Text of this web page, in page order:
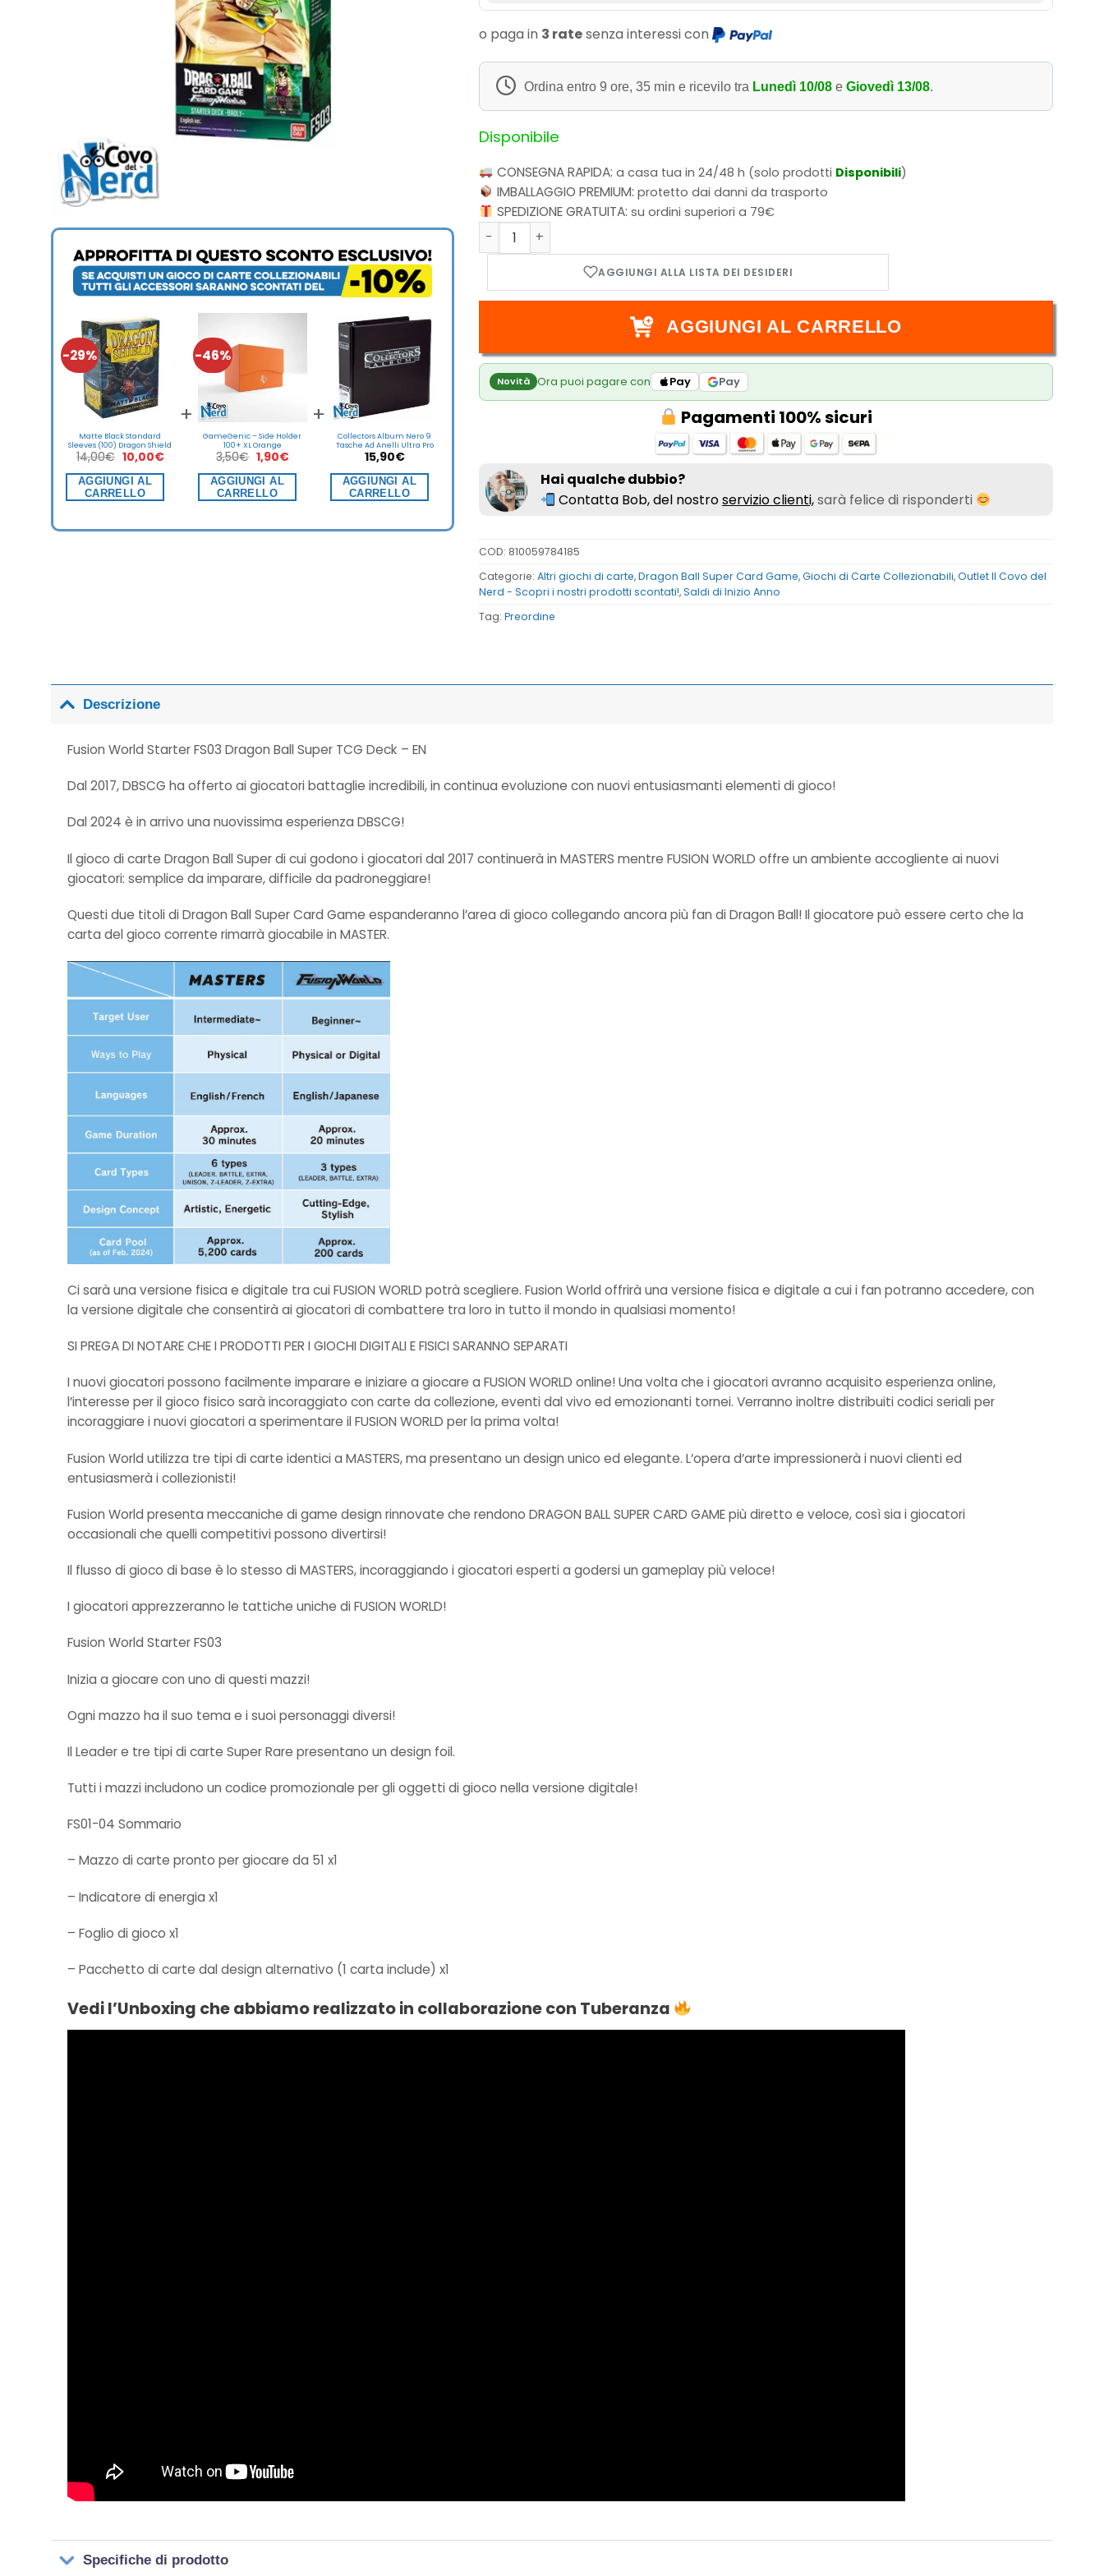
-29%
Matte Black Standard
Sleeves (100) Dragon Shield
14,00€ Il
prezzo
originale
era:
14,00€.
10,00€Il
attuale
10,00€.
AGGIUNGI AL
CARRELLO
+
-46%
GameGenic – Side Holder
100+ XL Orange
3,50€ Il
prezzo
originale
era:
3,50€.
1,90€Il
attuale
1,90€.
AGGIUNGI AL
CARRELLO
+
Collectors Album Nero 9
Tasche Ad Anelli Ultra Pro
15,90€
AGGIUNGI AL
CARRELLO
o paga in 3 ratesenza interessi con
Ordina entro 9 ore, 35 min e ricevilo tra Lunedì 10/08e Giovedì 13/08.
Disponibile
CONSEGNA RAPIDA: a casa tua in 24/48 h (solo prodotti Disponibili)
IMBALLAGGIO PREMIUM: protetto dai danni da trasporto
SPEDIZIONE GRATUITA: su ordini superiori a 79€
Fusion World Starter Broly FS03 Dragon Ball Super TCG Deck - EN quantità
AGGIUNGI AL CARRELLO
Novità Ora puoi pagare con Pay Pay
Pagamenti 100% sicuri
Hai qualche dubbio?
Contatta Bob, del nostroservizio clienti,sarà felice di risponderti
COD: 810059784185
Categorie: Altri giochi di carte,Dragon Ball Super Card Game,Giochi di Carte Collezionabili,Outlet Il Covo del
Nerd - Scopri i nostri prodotti scontati!,Saldi di Inizio Anno
Tag: Preordine
Descrizione
Fusion World Starter FS03 Dragon Ball Super TCG Deck – EN
Dal 2017, DBSCG ha offerto ai giocatori battaglie incredibili, in continua evoluzione con nuovi entusiasmanti elementi di gioco!
Dal 2024 è in arrivo una nuovissima esperienza DBSCG!
Il gioco di carte Dragon Ball Super di cui godono i giocatori dal 2017 continuerà in MASTERS mentre FUSION WORLD offre un ambiente accogliente ai nuovi
giocatori: semplice da imparare, difficile da padroneggiare!
Questi due titoli di Dragon Ball Super Card Game espanderanno l’area di gioco collegando ancora più fan di Dragon Ball! Il giocatore può essere certo che la
carta del gioco corrente rimarrà giocabile in MASTER.
Ci sarà una versione fisica e digitale tra cui FUSION WORLD potrà scegliere. Fusion World offrirà una versione fisica e digitale a cui i fan potranno accedere, con
la versione digitale che consentirà ai giocatori di combattere tra loro in tutto il mondo in qualsiasi momento!
SI PREGA DI NOTARE CHE I PRODOTTI PER I GIOCHI DIGITALI E FISICI SARANNO SEPARATI
I nuovi giocatori possono facilmente imparare e iniziare a giocare a FUSION WORLD online! Una volta che i giocatori avranno acquisito esperienza online,
l’interesse per il gioco fisico sarà incoraggiato con carte da collezione, eventi dal vivo ed emozionanti tornei. Verranno inoltre distribuiti codici seriali per
incoraggiare i nuovi giocatori a sperimentare il FUSION WORLD per la prima volta!
Fusion World utilizza tre tipi di carte identici a MASTERS, ma presentano un design unico ed elegante. L’opera d’arte impressionerà i nuovi clienti ed
entusiasmerà i collezionisti!
Fusion World presenta meccaniche di game design rinnovate che rendono DRAGON BALL SUPER CARD GAME più diretto e veloce, così sia i giocatori
occasionali che quelli competitivi possono divertirsi!
Il flusso di gioco di base è lo stesso di MASTERS, incoraggiando i giocatori esperti a godersi un gameplay più veloce!
I giocatori apprezzeranno le tattiche uniche di FUSION WORLD!
Fusion World Starter FS03
Inizia a giocare con uno di questi mazzi!
Ogni mazzo ha il suo tema e i suoi personaggi diversi!
Il Leader e tre tipi di carte Super Rare presentano un design foil.
Tutti i mazzi includono un codice promozionale per gli oggetti di gioco nella versione digitale!
FS01-04 Sommario
– Mazzo di carte pronto per giocare da 51 x1
– Indicatore di energia x1
– Foglio di gioco x1
– Pacchetto di carte dal design alternativo (1 carta include) x1
Vedi l’Unboxing che abbiamo realizzato in collaborazione con Tuberanza
Specifiche di prodotto